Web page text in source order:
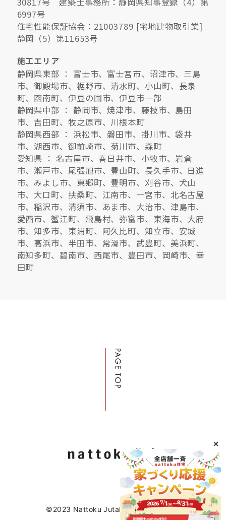
6997号
住宅性能保証協会：21003789 [宅地建物取引業]
静岡（5）第11653号
施工エリア
静岡県東部 ： 富士市、富士宮市、沼津市、三島
市、御殿場市、裾野市、清水町、小山町、長泉
町、函南町、伊豆の国市、伊豆市一部
静岡県中部 ： 静岡市、焼津市、藤枝市、島田
市、吉田町、牧之原市、川根本町
静岡県西部 ： 浜松市、磐田市、掛川市、袋井
市、湖西市、御前崎市、菊川市、森町
愛知県 ： 名古屋市、春日井市、小牧市、岩倉
市、瀬戸市、尾張旭市、豊山町、長久手市、日進
市、みよし市、東郷町、豊明市、刈谷市、犬山
市、大口町、扶桑町、江南市、一宮市、北名古屋
市、稲沢市、清須市、あま市、大治市、津島市、
愛西市、蟹江町、飛島村、弥富市、東海市、大府
市、知多市、東浦町、阿久比町、知立市、安城
市、高浜市、半田市、常滑市、武豊町、美浜町、
南知多町、碧南市、西尾市、豊田市、岡崎市、幸
田町
©2023 Nattoku Jutaku Kobo Co., Ltd.